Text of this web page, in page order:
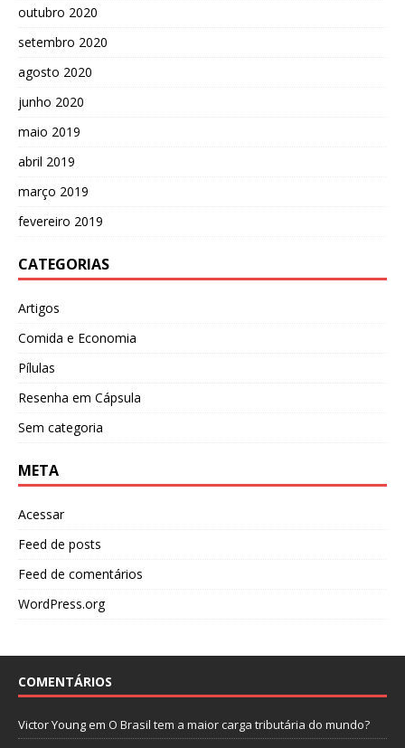
outubro 2020
setembro 2020
agosto 2020
junho 2020
maio 2019
abril 2019
março 2019
fevereiro 2019
CATEGORIAS
Artigos
Comida e Economia
Pílulas
Resenha em Cápsula
Sem categoria
META
Acessar
Feed de posts
Feed de comentários
WordPress.org
COMENTÁRIOS
Victor Youngem O Brasil tem a maior carga tributária do mundo?